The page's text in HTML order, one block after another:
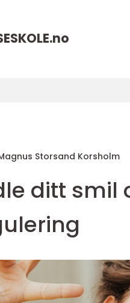
no
Storsand Korsholm
ditt smil